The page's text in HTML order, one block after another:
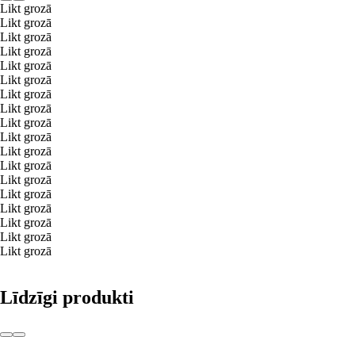
Likt grozā
Likt grozā
Likt grozā
Likt grozā
Likt grozā
Likt grozā
Likt grozā
Likt grozā
Likt grozā
Likt grozā
Likt grozā
Likt grozā
Likt grozā
Likt grozā
Likt grozā
Likt grozā
Likt grozā
Likt grozā
Līdzīgi produkti